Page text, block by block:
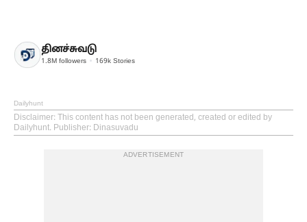
தினச்சுவடு
1.8M followers 169k Stories
Dailyhunt
Disclaimer: This content has not been generated, created or edited by
Dailyhunt. Publisher: Dinasuvadu
ADVERTISEMENT